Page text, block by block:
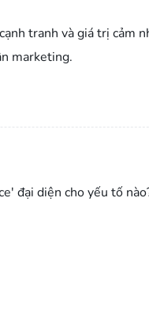
tranh và giá trị cảm
marketing.
đại diện cho yếu tố